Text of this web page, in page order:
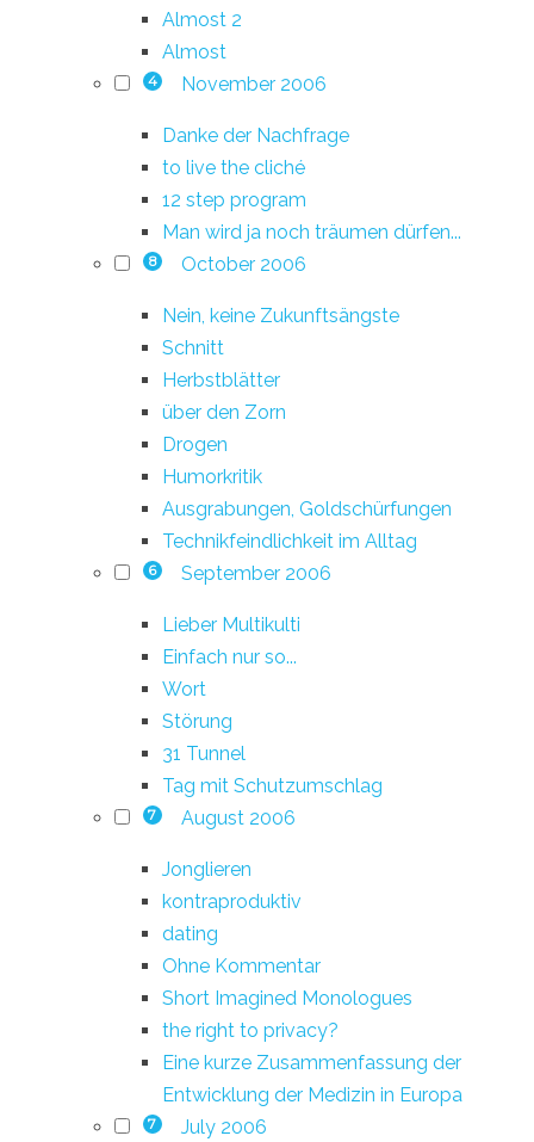
Almost 2
Almost
4 November 2006
Danke der Nachfrage
to live the cliché
12 step program
Man wird ja noch träumen dürfen...
8 October 2006
Nein, keine Zukunftsängste
Schnitt
Herbstblätter
über den Zorn
Drogen
Humorkritik
Ausgrabungen, Goldschürfungen
Technikfeindlichkeit im Alltag
6 September 2006
Lieber Multikulti
Einfach nur so...
Wort
Störung
31 Tunnel
Tag mit Schutzumschlag
7 August 2006
Jonglieren
kontraproduktiv
dating
Ohne Kommentar
Short Imagined Monologues
the right to privacy?
Eine kurze Zusammenfassung der
Entwicklung der Medizin in Europa
7 July 2006